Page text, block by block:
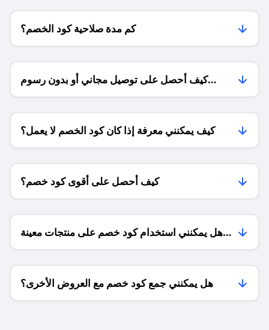
كم مدة صلاحية كود الخصم؟
كيف أحصل على توصيل مجاني أو بدون رسوم
الشحن ؟
كيف يمكنني معرفة إذا كان كود الخصم لا يعمل؟
كيف أحصل على أقوى كود خصم؟
هل يمكنني استخدام كود خصم على منتجات معينة
فقط؟
هل يمكنني جمع كود خصم مع العروض الأخرى؟